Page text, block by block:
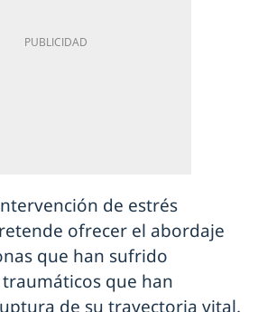
de estrés
ofrecer el abordaje
que han sufrido
que han
de su trayectoria vital.